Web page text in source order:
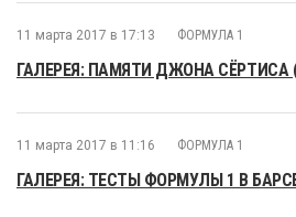
11 марта 2017 в 17:13 ФОРМУЛА 1
ГАЛЕРЕЯ: ПАМЯТИ ДЖОНА СЁРТИСА
11 марта 2017 в 11:16 ФОРМУЛА 1
ГАЛЕРЕЯ: ТЕСТЫ ФОРМУЛЫ 1 В